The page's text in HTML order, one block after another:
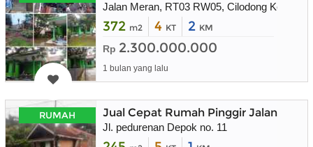
Jalan Meran, RT03 RW05, Cilodong Kel. ,
372 m2 4 KT 2 KM
Rp 2.300.000.000
1 bulan yang lalu
RUMAH Jual Cepat Rumah Pinggir Jalan
Jl. pedurenan Depok no. 11